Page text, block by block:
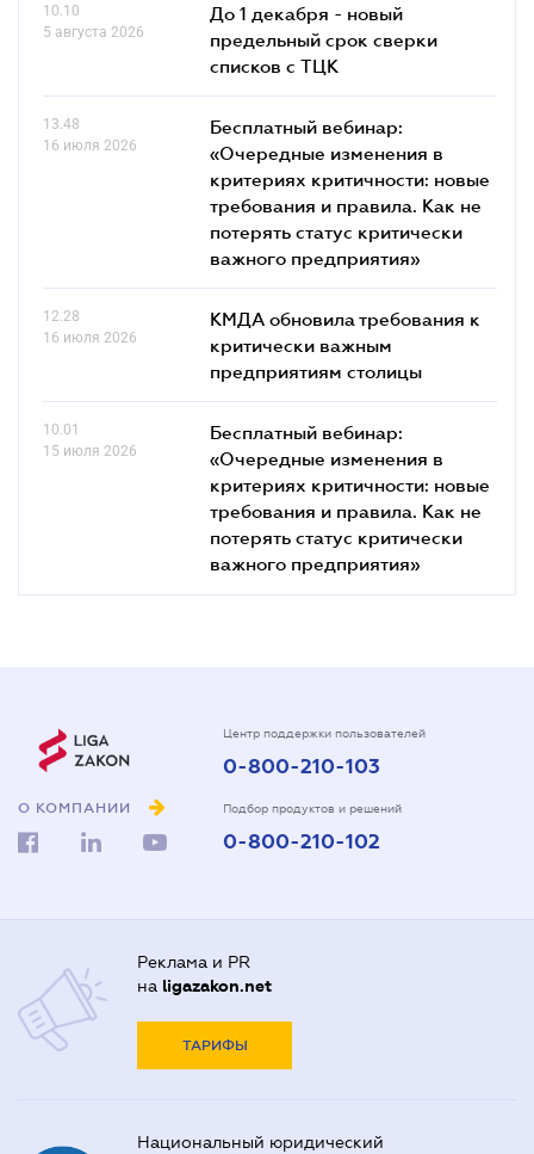
10.10
5 августа 2026
До 1 декабря - новый
предельный срок сверки
списков c ТЦК
13.48
16 июля 2026
Бесплатный вебинар:
«Очередные изменения в
критериях критичности: новые
требования и правила. Как не
потерять статус критически
важного предприятия»
12.28
16 июля 2026
КМДА обновила требования к
критически важным
предприятиям столицы
10.01
15 июля 2026
Бесплатный вебинар:
«Очередные изменения в
критериях критичности: новые
требования и правила. Как не
потерять статус критически
важного предприятия»
О КОМПАНИИ
Центр поддержки пользователей
0-800-210-103
Подбор продуктов и решений
0-800-210-102
Реклама и PR
на ligazakon.net
ТАРИФЫ
Национальный юридический